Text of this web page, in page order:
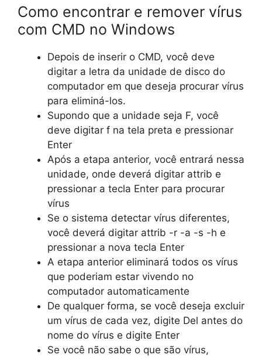
Como encontrar e remover vírus
com CMD no Windows
Depois de inserir o CMD, você deve
digitar a letra da unidade de disco do
computador em que deseja procurar vírus
para eliminá-los.
Supondo que a unidade seja F, você
deve digitar f na tela preta e pressionar
Enter
Após a etapa anterior, você entrará nessa
unidade, onde deverá digitar attrib e
pressionar a tecla Enter para procurar
vírus
Se o sistema detectar vírus diferentes,
você deverá digitar attrib -r -a -s -h e
pressionar a nova tecla Enter
A etapa anterior eliminará todos os vírus
que poderiam estar vivendo no
computador automaticamente
De qualquer forma, se você deseja excluir
um vírus de cada vez, digite Del antes do
nome do vírus e digite Enter
Se você não sabe o que são vírus,